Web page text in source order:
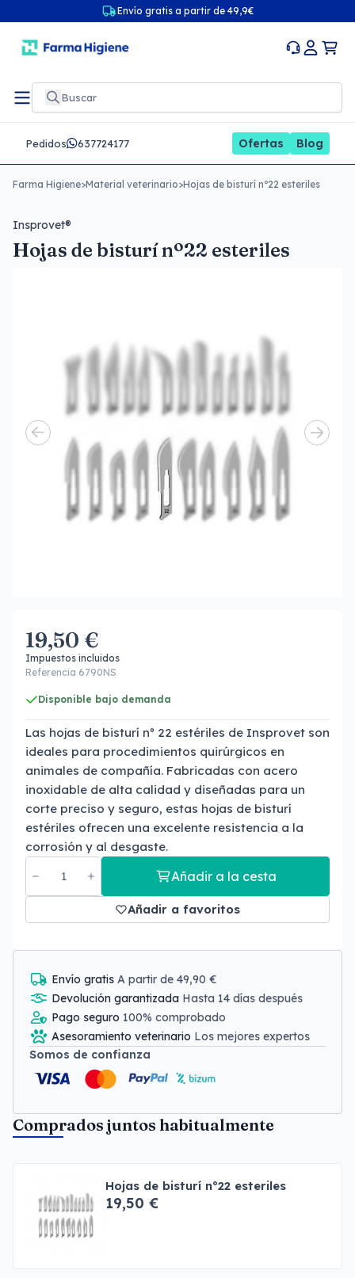
Envío gratis a partir de 49,9€
Pedidos 637724177 Ofertas Blog
Farma Higiene>Material veterinario>Hojas de bisturí nº22 esteriles
Insprovet®
Hojas de bisturí nº22 esteriles
19,50 €
Impuestos incluidos
Referencia 6790NS
Disponible bajo demanda
Las hojas de bisturí nº 22 estériles de Insprovet son
ideales para procedimientos quirúrgicos en
animales de compañía. Fabricadas con acero
inoxidable de alta calidad y diseñadas para un
corte preciso y seguro, estas hojas de bisturí
estériles ofrecen una excelente resistencia a la
corrosión y al desgaste.
Añadir a la cesta
Añadir a favoritos
Envío gratis A partir de 49,90 €
Devolución garantizada Hasta 14 días después
Pago seguro 100% comprobado
Asesoramiento veterinario Los mejores expertos
Somos de confianza
Comprados juntos habitualmente
Hojas de bisturí nº22 esteriles
19,50 €